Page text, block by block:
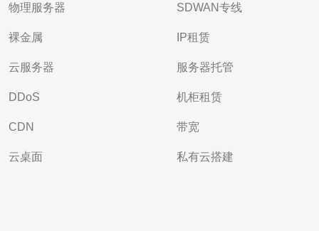
物理服务器
裸金属
云服务器
DDoS
CDN
云桌面
SDWAN专线
IP租赁
服务器托管
机柜租赁
带宽
私有云搭建